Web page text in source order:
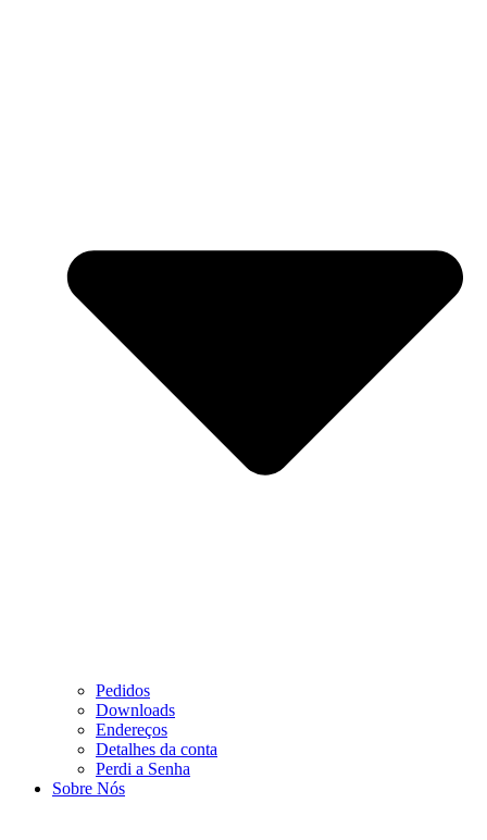
Pedidos
Downloads
Endereços
Detalhes da conta
Perdi a Senha
Sobre Nós